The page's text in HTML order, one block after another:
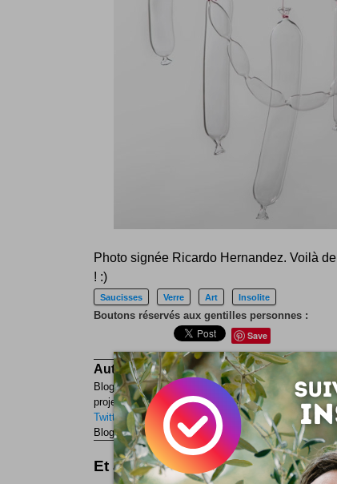
Photo signée Ricardo Hernandez. Voilà
! :)
Saucisses Verre Art Insolite
Boutons réservés aux gentilles personnes :
Save
Auteur :Simon Tripnaux
Blogueur lifestyle - Content manager & expert
projets par les mots. Adepte de l'écriture depuis
Twitter Facebook
LinkedIn
Blogueur ? Auteur ?Rejoignez la rédaction !
Et aussi ...